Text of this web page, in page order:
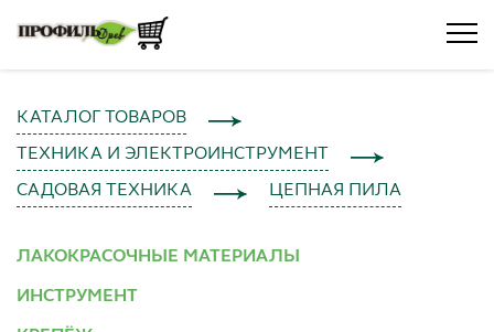
КАТАЛОГ ТОВАРОВ
ТЕХНИКА И ЭЛЕКТРОИНСТРУМЕНТ
САДОВАЯ ТЕХНИКА ЦЕПНАЯ ПИЛА
ЛАКОКРАСОЧНЫЕ МАТЕРИАЛЫ
ИНСТРУМЕНТ